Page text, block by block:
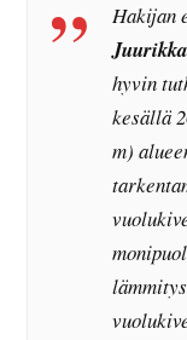
Hakijan
hyvin
kesällä
m)